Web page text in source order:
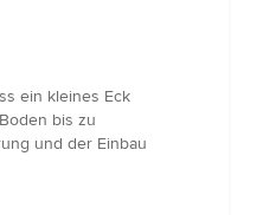
ein kleines Eck
bis zu
und der Einbau